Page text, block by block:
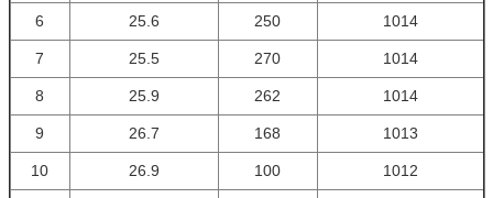
6 25.6 250 1014
7 25.5 270 1014
8 25.9 262 1014
9 26.7 168 1013
10 26.9 100 1012